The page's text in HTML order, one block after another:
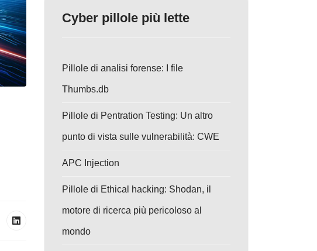
Cyber pillole più lette
Pillole di analisi forense: I file
Thumbs.db
Pillole di Pentration Testing: Un altro
punto di vista sulle vulnerabilità: CWE
APC Injection
Pillole di Ethical hacking: Shodan, il
motore di ricerca più pericoloso al
mondo